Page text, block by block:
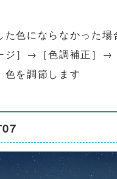
た色にならなかった場
ジ］→［色調補正］→
色を調節します
07